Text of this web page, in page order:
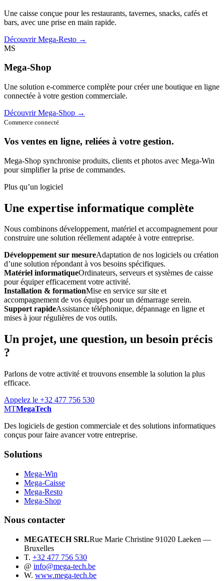
Une caisse conçue pour les restaurants, tavernes, snacks, cafés et
bars, avec une prise en main rapide.
Découvrir Mega-Resto →
MS
Mega-Shop
Une solution e-commerce complète pour créer une boutique en ligne
connectée à votre gestion commerciale.
Découvrir Mega-Shop →
Commerce connecté
Vos ventes en ligne, reliées à votre gestion.
Mega-Shop synchronise produits, clients et photos avec Mega-Win
pour simplifier la prise de commandes.
Plus qu’un logiciel
Une expertise informatique complète
Nous combinons développement, matériel et accompagnement pour
construire une solution réellement adaptée à votre entreprise.
Développement sur mesureAdaptation de nos logiciels ou création
d’une solution répondant à vos besoins spécifiques.
Matériel informatiqueOrdinateurs, serveurs et systèmes de caisse
pour équiper efficacement votre activité.
Installation & formationMise en service sur site et
accompagnement de vos équipes pour un démarrage serein.
Support rapideAssistance téléphonique, dépannage en ligne et
mises à jour régulières de vos outils.
Un projet, une question, un besoin précis
?
Parlons de votre activité et trouvons ensemble la solution la plus
efficace.
Appelez le +32 477 756 530
MTMegaTech
Des logiciels de gestion commerciale et des solutions informatiques
conçus pour faire avancer votre entreprise.
Solutions
Mega-Win
Mega-Caisse
Mega-Resto
Mega-Shop
Nous contacter
MEGATECH SRLRue Marie Christine 91020 Laeken —
Bruxelles
T. +32 477 756 530
@ info@mega-tech.be
W. www.mega-tech.be